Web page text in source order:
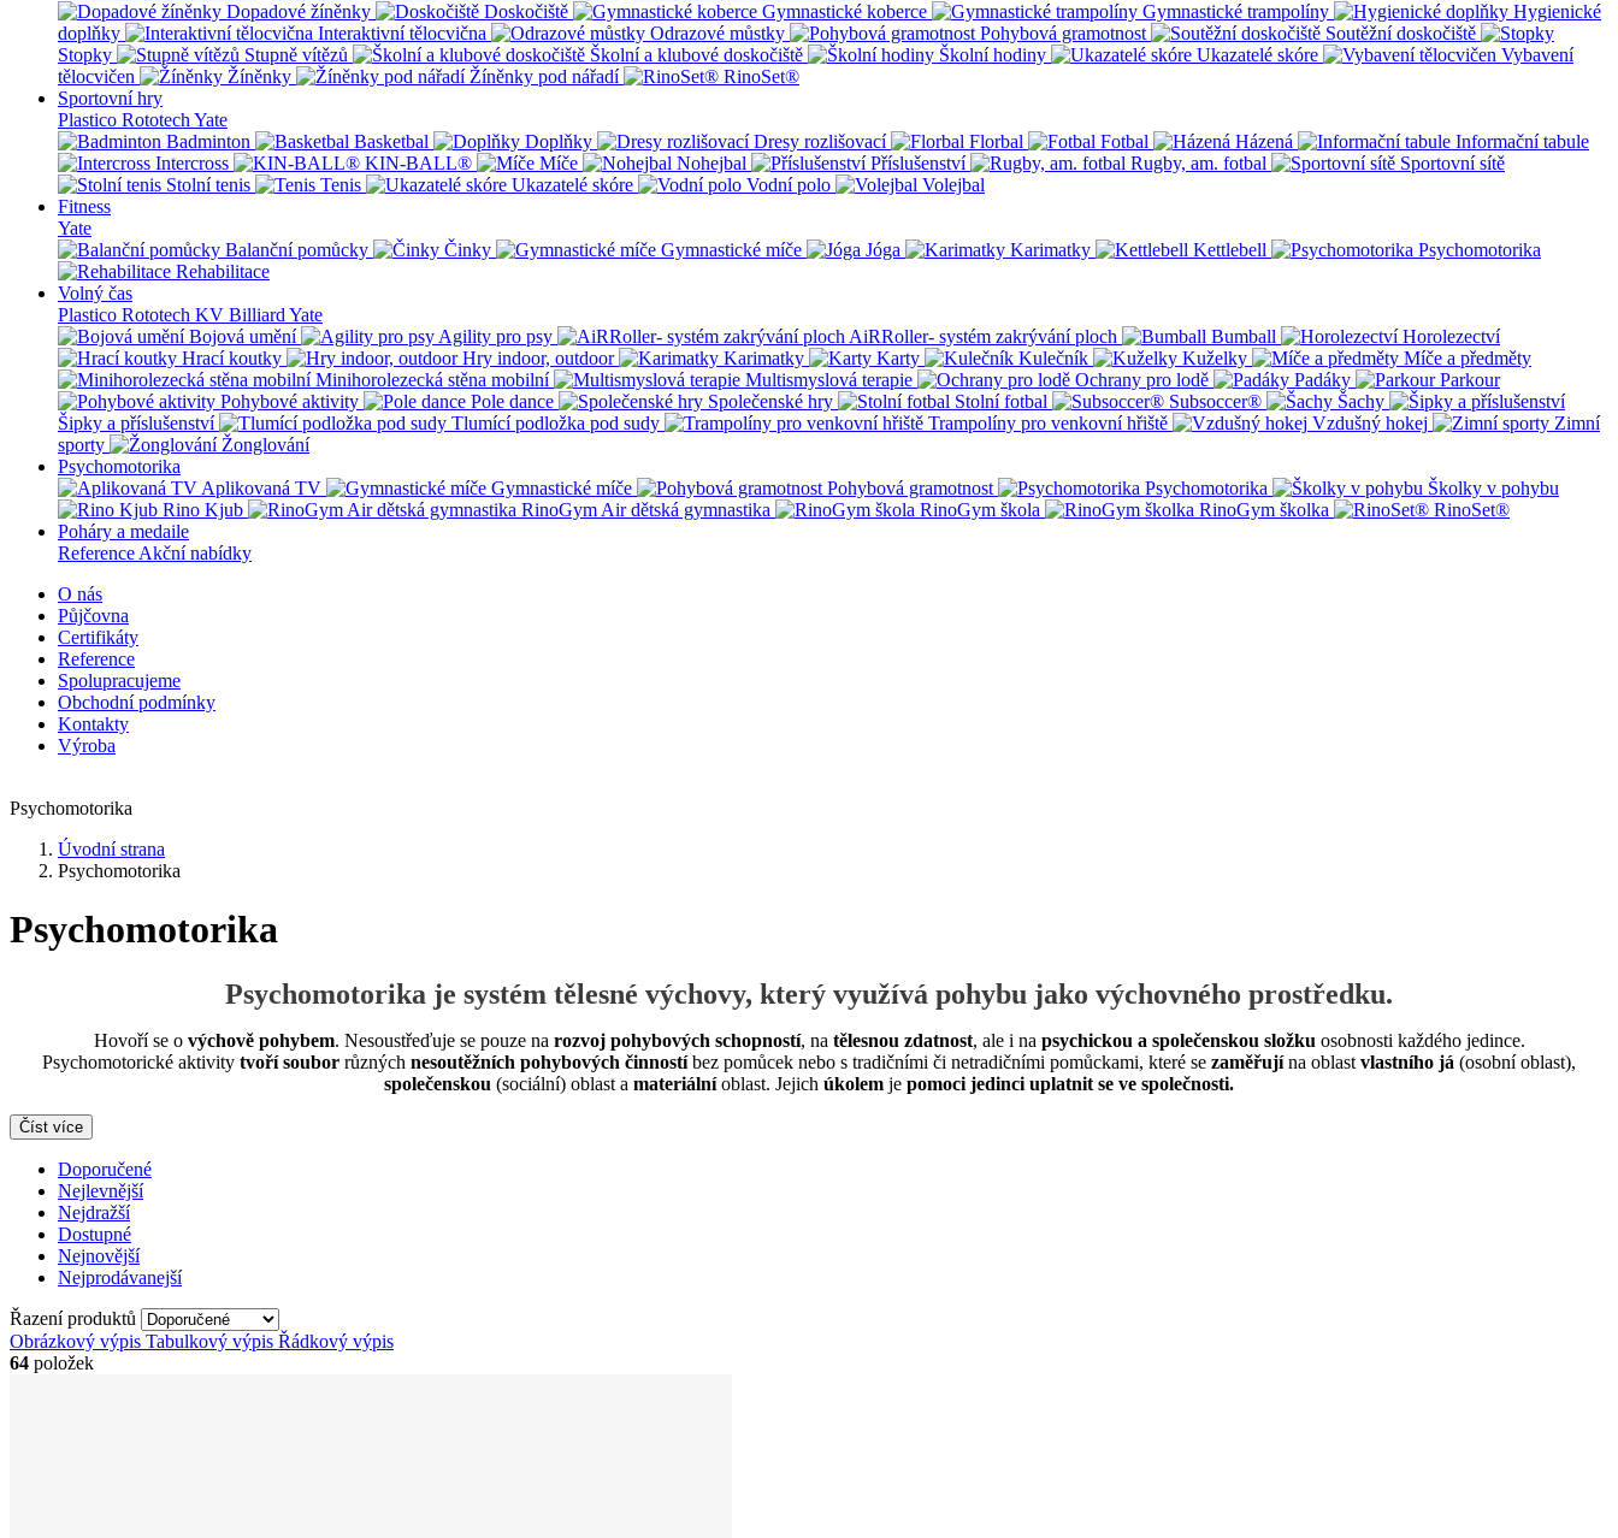
Dopadové žíněnky Doskočiště Gymnastické koberce Gymnastické trampolíny
Hygienické
doplňky
Interaktivní tělocvična Odrazové můstky Pohybová gramotnost
Soutěžní doskočiště
Stopky
Stupně vítězů Školní a klubové doskočiště Školní hodiny Ukazatelé skóre
Vybavení
tělocvičen
Žíněnky Žíněnky pod nářadí
RinoSet®
Sportovní hry
Plastico Rototech Yate
Badminton
Basketbal Doplňky Dresy rozlišovací Florbal Fotbal Házená
Informační tabule
Intercross
KIN-BALL® Míče Nohejbal Příslušenství Rugby, am. fotbal
Sportovní sítě
Stolní tenis
Tenis Ukazatelé skóre Vodní polo
Volejbal
Fitness
Yate
Balanční pomůcky
Činky Gymnastické míče Jóga Karimatky Kettlebell
Psychomotorika
Rehabilitace
Volný čas
Plastico Rototech KV Billiard Yate
Bojová umění
Agility pro psy AiRRoller- systém zakrývání ploch Bumball
Horolezectví
Hrací koutky
Hry indoor, outdoor Karimatky Karty Kulečník Kuželky
Míče a předměty
Minihorolezecká stěna mobilní
Multismyslová terapie Ochrany pro lodě Padáky
Parkour
Pohybové aktivity
Pole dance Společenské hry Stolní fotbal Subsoccer®
Šachy
Šipky a příslušenství
Tlumící podložka pod sudy Trampolíny pro venkovní hřiště Vzdušný hokej
Zimní
sporty
Žonglování
Psychomotorika
Aplikovaná TV
Gymnastické míče Pohybová gramotnost Psychomotorika
Školky v pohybu
Rino Kjub
RinoGym Air dětská gymnastika RinoGym škola RinoGym školka
RinoSet®
Poháry a medaile
Reference Akční nabídky
O nás
Půjčovna
Certifikáty
Reference
Spolupracujeme
Obchodní podmínky
Kontakty
Výroba
Psychomotorika
Úvodní strana
Psychomotorika
Psychomotorika
Psychomotorika je systém tělesné výchovy, který využívá pohybu jako výchovného prostředku.
Hovoří se o výchově pohybem. Nesoustřeďuje se pouze na rozvoj pohybových schopností, na tělesnou zdatnost, ale i na psychickou a společenskou složku osobnosti každého jedince.
Psychomotorické aktivity tvoří soubor různých nesoutěžních pohybových činnostíbez pomůcek nebo s tradičními či netradičními pomůckami, které se zaměřujína oblast vlastního já (osobní oblast),
společenskou (sociální) oblast a materiálníoblast. Jejich úkolem je pomoci jedinci uplatnit se ve společnosti.
Číst více
Doporučené
Nejlevnější
Nejdražší
Dostupné
Nejnovější
Nejprodávanejší
Řazení produktů
Obrázkový výpis Tabulkový výpis Řádkový výpis
64 položek